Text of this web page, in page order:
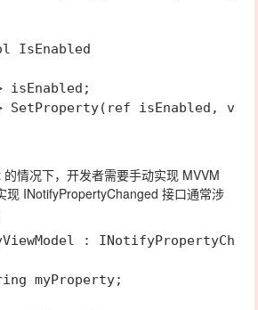
IsEnabled
isEnabled;
SetProperty(ref isEnabled,
情况下，开发者需要手动实现 MVVM
现 INotifyPropertyChanged 接口通常涉
:
myProperty;